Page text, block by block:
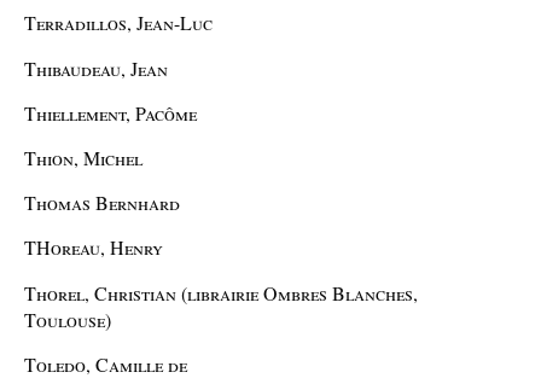
Terradillos, Jean-Luc
Thibaudeau, Jean
Thiellement, Pacôme
Thion, Michel
Thomas Bernhard
THoreau, Henry
Thorel, Christian (librairie Ombres Blanches,
Toulouse)
Toledo, Camille de